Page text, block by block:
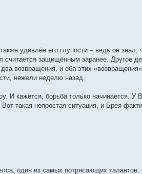
удивлён его глупости – ведь он знал,
считается защищённым заранее. Другое
возвращения, и оба этих
нежели неделю назад.
И кажется, борьба только начинается. У
такая непростая ситуация, и Брея
один из самых потрясающих талантов,